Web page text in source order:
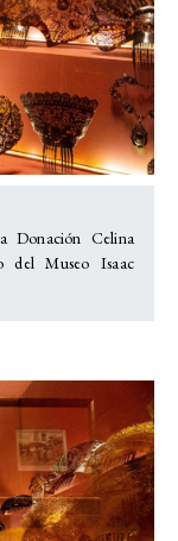
Donación Celina
del Museo Isaac